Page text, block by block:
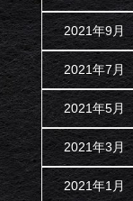
2021年9月
2021年7月
2021年5月
2021年3月
2021年1月